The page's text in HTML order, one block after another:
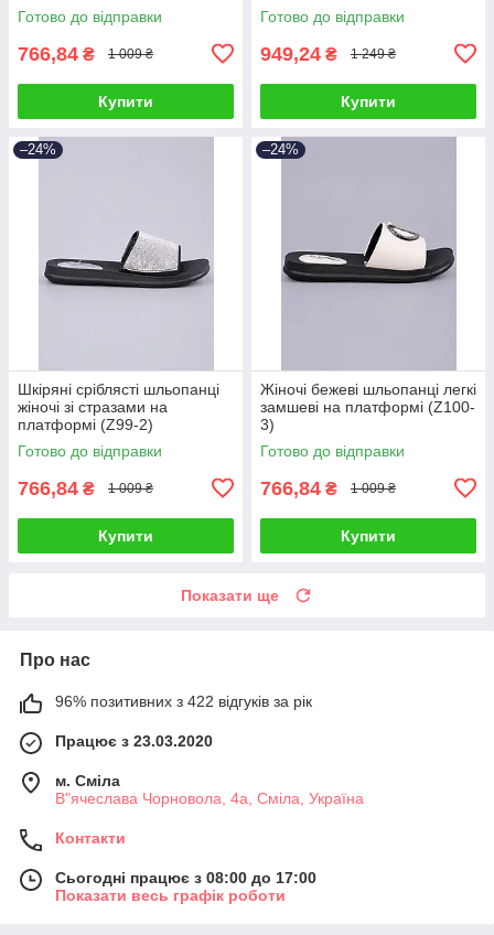
Готово до відправки
766,84 ₴ 1 009 ₴
Купити
Готово до відправки
949,24 ₴ 1 249 ₴
Купити
–24%
Шкіряні сріблясті шльопанці
жіночі зі стразами на
платформі (Z99-2)
Готово до відправки
766,84 ₴ 1 009 ₴
Купити
–24%
Жіночі бежеві шльопанці легкі
замшеві на платформі (Z100-
3)
Готово до відправки
766,84 ₴ 1 009 ₴
Купити
Показати ще
Про нас
96% позитивних з 422 відгуків за рік
Працює з 23.03.2020
м. Сміла
В"ячеслава Чорновола, 4а, Сміла, Україна
Контакти
Сьогодні працює з 08:00 до 17:00
Показати весь графік роботи